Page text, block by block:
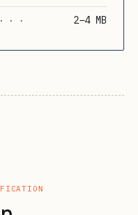
· · 2–4 MB